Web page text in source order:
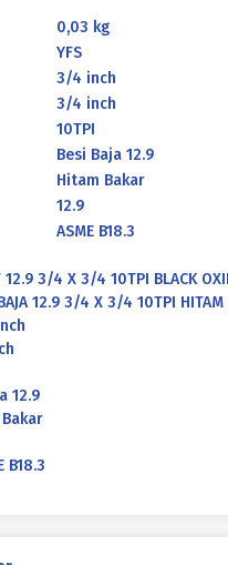
0,03 kg
YFS
3/4 inch
3/4 inch
10TPI
Besi Baja 12.9
Hitam Bakar
12.9
ASME B18.3
12.9 3/4 X 3/4 10TPI BLACK
12.9 3/4 X 3/4 10TPI HITAM
12.9
B18.3